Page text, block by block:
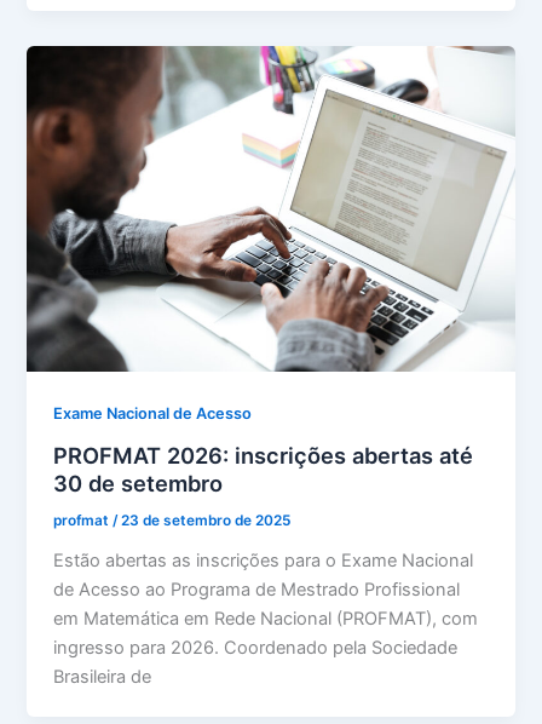
Exame Nacional de Acesso
PROFMAT 2026: inscrições abertas até
30 de setembro
profmat /23 de setembro de 2025
Estão abertas as inscrições para o Exame Nacional
de Acesso ao Programa de Mestrado Profissional
em Matemática em Rede Nacional (PROFMAT), com
ingresso para 2026. Coordenado pela Sociedade
Brasileira de